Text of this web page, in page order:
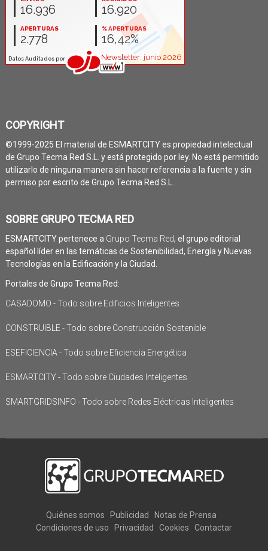
COPYRIGHT
©1999-2025 El material de ESMARTCITY es propiedad intelectual
de Grupo Tecma Red S.L. y está protegido por ley. No está permitido
utilizarlo de ninguna manera sin hacer referencia a la fuente y sin
permiso por escrito de Grupo Tecma Red S.L.
SOBRE GRUPO TECMA RED
ESMARTCITY pertenece a Grupo Tecma Red, el grupo editorial
español líder en las temáticas de Sostenibilidad, Energía y Nuevas
Tecnologías en la Edificación y la Ciudad.
Portales de Grupo Tecma Red:
CASADOMO - Todo sobre Edificios Inteligentes
CONSTRUIBLE - Todo sobre Construcción Sostenible
ESEFICIENCIA - Todo sobre Eficiencia Energética
ESMARTCITY - Todo sobre Ciudades Inteligentes
SMARTGRIDSINFO - Todo sobre Redes Eléctricas Inteligentes
Quiénes somos Publicidad
Notas de Prensa
Condiciones de uso
Privacidad Cookies Contactar